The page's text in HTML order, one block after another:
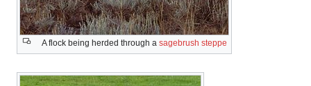
A flock being herded through a sagebrush steppe